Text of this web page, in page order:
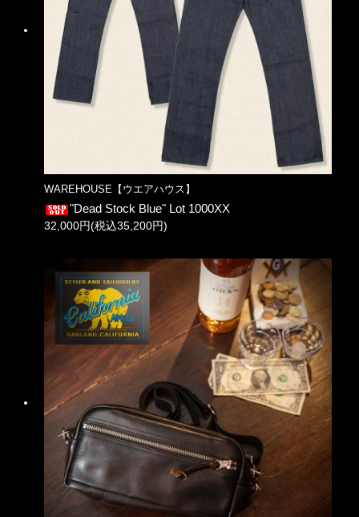
WAREHOUSE【ウエアハウス】
"Dead Stock Blue" Lot 1000XX
32,000円(税込35,200円)